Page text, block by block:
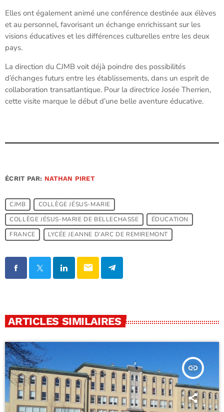
Elles ont également animé une conférence destinée aux élèves
et au personnel, favorisant un échange enrichissant sur les
visions éducatives et les différences culturelles entre les deux
pays.
La direction du CJMB voit déjà poindre des possibilités
d’échanges futurs entre les établissements, dans un esprit de
collaboration transatlantique. Pour la directrice Josée Therrien,
cette visite marque le début d’une belle aventure éducative.
ÉCRIT PAR: NATHAN PIRET
CJMB
COLLÈGE JÉSUS-MARIE
COLLÈGE JÉSUS-MARIE DE BELLECHASSE
ÉDUCATION
FRANCE
LYCÉE JEANNE D’ARC DE REMIREMONT
email
ARTICLES SIMILAIRES
insert_link